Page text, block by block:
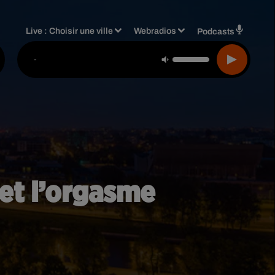
Live :Choisir une ville Webradios Podcasts
-
l’orgasme